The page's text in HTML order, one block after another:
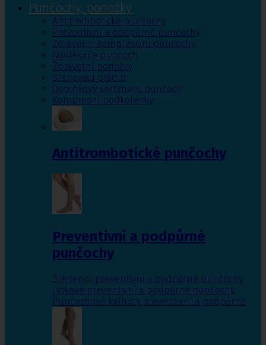
Punčochy, ponožky
Antitrombotické punčochy
Preventivní a podpůrné punčochy
Zdravotní kompresivní punčochy
Navlékače punčoch
Zdravotní ponožky
Stahovací prádlo
Doplňkový sortiment punčoch
Kompresní podkolenky
Antitrombotické punčochy
Preventivní a podpůrné
punčochy
Stehenní preventivní a podpůrné punčochy,
Lýtkové preventivní a podpůrné punčochy,
Punčochové kalhoty preventivní a podpůrné